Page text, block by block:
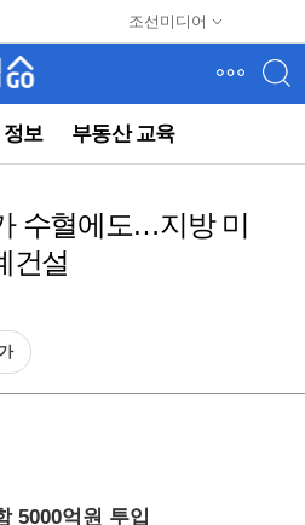
조선미디어
보 부동산 교육
수혈에도…지방 미
건설
5000억원 투입